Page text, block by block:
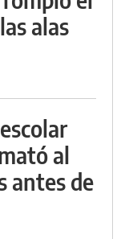
alas
al
antes de